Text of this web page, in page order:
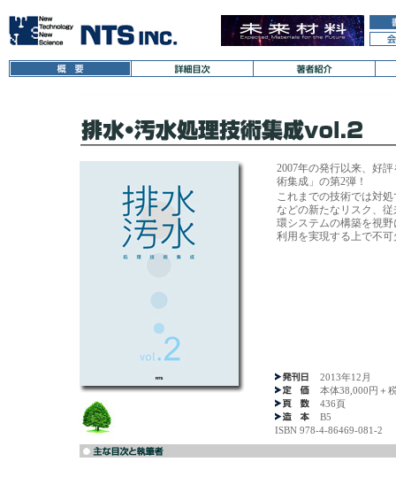
2007年の発行以来、好
術集成」の第2弾！
これまでの技術では対
などの新たなリスク、
環システムの構築を視
利用を実現する上で不
2013年12月
本体38,000円＋
436頁
B5
ISBN 978-4-86469-081-2